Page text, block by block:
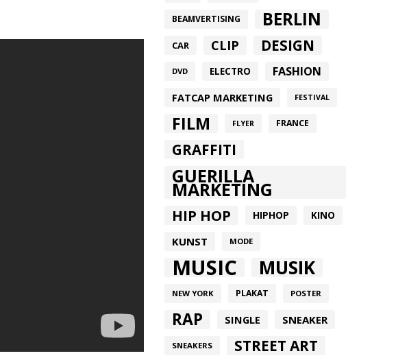
BEAMVERTISING BERLIN
CAR CLIP DESIGN
DVD ELECTRO FASHION
FATCAP MARKETING FESTIVAL
FILM FLYER FRANCE
GRAFFITI
GUERILLA
MARKETING
HIP HOP HIPHOP KINO
KUNST MODE
MUSIC MUSIK
NEW YORK PLAKAT POSTER
RAP SINGLE SNEAKER
SNEAKERS STREET ART